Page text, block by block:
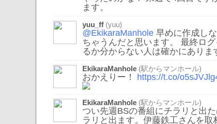
ます。
yuu_ff (yuu)
@EkikaraManhole 早めに作成し
ちゃうんだと思います。 最終ロ
るか分からない人は確かにありま
EkikaraManhole (駅からマンホール)
おかえりー！ https://t.co/
EkikaraManhole (駅からマンホール)
つい先週BSの番組にチラリと出
ラリと出ます。伊藤鉄工さんを